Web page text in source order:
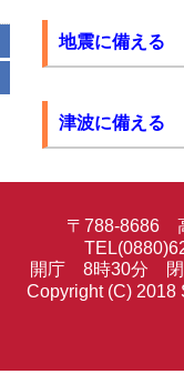
地震に備える
津波に備える
〒788-8686
開庁 8時30分 閉
Copyright (C) 2018